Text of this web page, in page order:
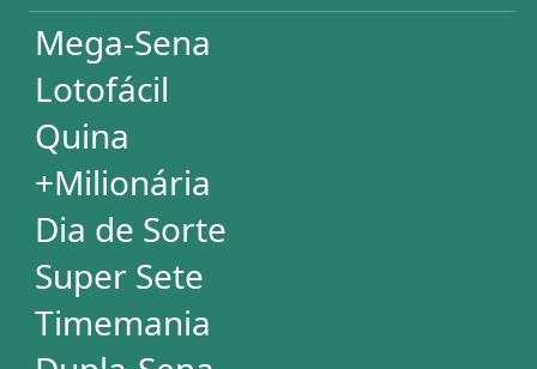
Desdobramentos Especiais
Impressão de Volantes
SUPORTE
Idioma
Dúvidas
Termos de Uso
Privacidade
Fale conosco